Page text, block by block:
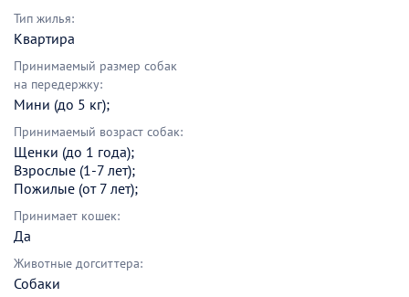
Тип жилья:
Квартира
Принимаемый размер собак
на передержку:
Мини (до 5 кг);
Принимаемый возраст собак:
Щенки (до 1 года);
Взрослые (1-7 лет);
Пожилые (от 7 лет);
Принимает кошек:
Да
Животные догситтера:
Собаки